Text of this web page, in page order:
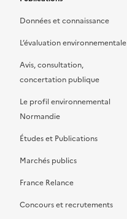
Données et connaissance
L’évaluation environnementale
Avis, consultation,
concertation publique
Le profil environnemental
Normandie
Études et Publications
Marchés publics
France Relance
Concours et recrutements